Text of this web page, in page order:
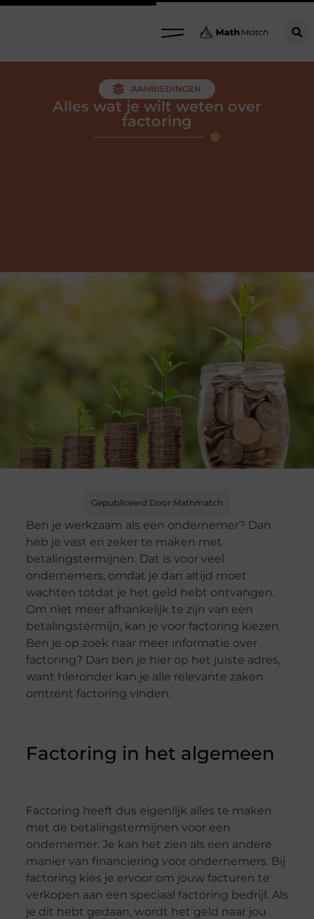
AANBIEDINGEN
Alles wat je wilt weten over
factoring
Gepubliceerd Door Mathmatch
Ben je werkzaam als een ondernemer? Dan
heb je vast en zeker te maken met
betalingstermijnen. Dat is voor veel
ondernemers, omdat je dan altijd moet
wachten totdat je het geld hebt ontvangen.
Om niet meer afhankelijk te zijn van een
betalingstermijn, kan je voor factoring kiezen.
Ben je op zoek naar meer informatie over
factoring? Dan ben je hier op het juiste adres,
want hieronder kan je alle relevante zaken
omtrent factoring vinden.
Factoring in het algemeen
Factoring heeft dus eigenlijk alles te maken
met de betalingstermijnen voor een
ondernemer. Je kan het zien als een andere
manier van financiering voor ondernemers. Bij
factoring kies je ervoor om jouw facturen te
verkopen aan een speciaal factoring bedrijf. Als
je dit hebt gedaan, wordt het geld naar jou